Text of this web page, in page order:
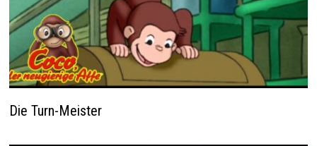
Die Turn-Meister